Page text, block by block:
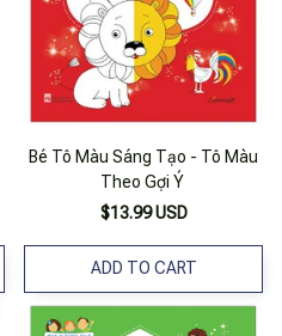
Bé Tô Màu Sáng Tạo - Tô Màu
Theo Gợi Ý
$13.99 USD
ADD TO CART